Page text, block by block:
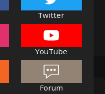
Twitter
YouTube
Forum